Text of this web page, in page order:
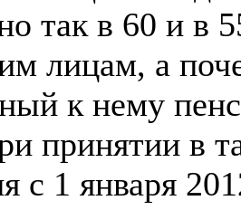
так в 60 и в
лицам, а
к нему
принятии в
с 1 января